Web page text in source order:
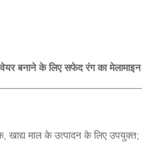
बनाने के लिए सफेद रंग का मेलामाइन
खाद्य माल के उत्पादन के लिए उपयुक्त;